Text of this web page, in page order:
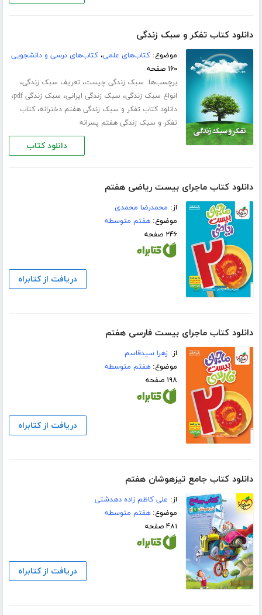
دانلود کتاب تفکر و سبک زندگی
موضوع:کتاب‌های علمی،کتاب‌های درسی و دانشجویی
۱۶۰ صفحه
برچسب‌ها: سبک زندگی چیست، تعریف سبک زندگی،
انواع سبک زندگی، سبک زندگی ایرانی، سبک زندگی pdf ،
دانلود کتاب تفکر و سبک زندگی هفتم دخترانه،کتاب
تفکر و سبک زندگی هفتم پسرانه
دانلود کتاب
دانلود کتاب ماجرای بیست ریاضی هفتم
از: محمدرضا محمدی
موضوع:هفتم متوسطه
۲۴۶ صفحه
دریافت از کتابراه
دانلود کتاب ماجرای بیست فارسی هفتم
از:زهرا سیدقاسم
موضوع:هفتم متوسطه
۱۹۸ صفحه
دریافت از کتابراه
دانلود کتاب جامع تیزهوشان هفتم
از: علی کاظم زاده دهدشتی
موضوع:هفتم متوسطه
۴۸۱ صفحه
دریافت از کتابراه